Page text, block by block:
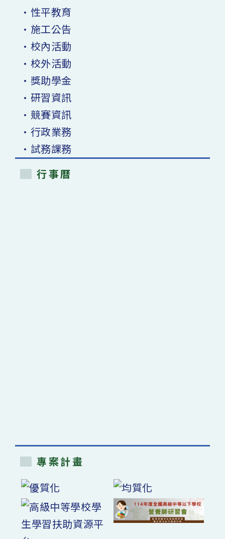
•性平教育
•施工公告
•校內活動
•校外活動
•獎助學金
•研習資訊
•競賽資訊
•行政業務
•試務課務
行事曆
專案計畫